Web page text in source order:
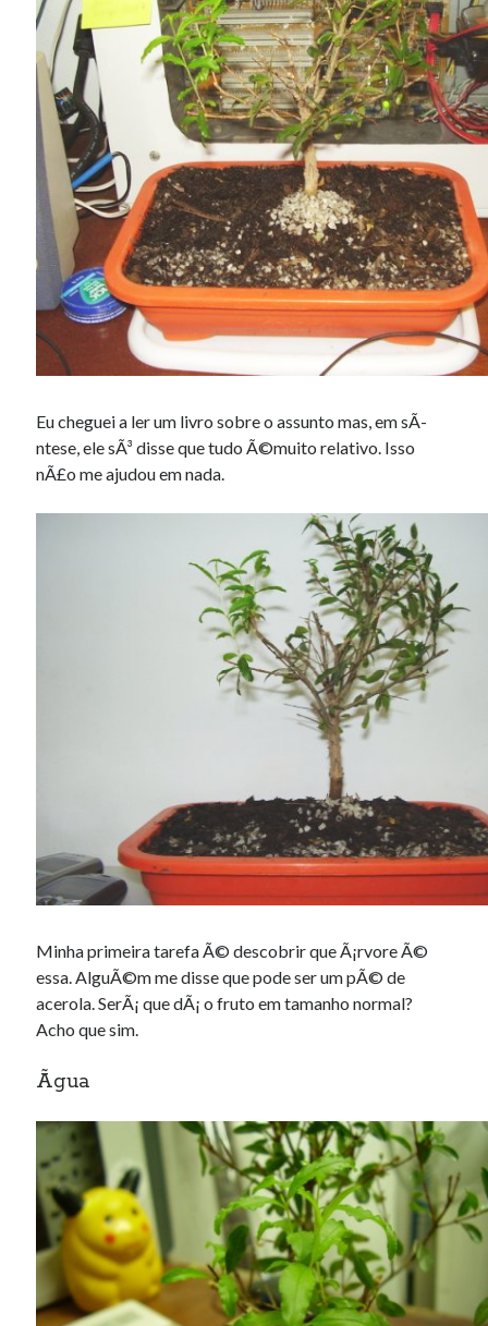
Douglas Adams on the English–American cultural divide over “heroes”
Drawing: chibi in 2 heads proportion
a page that downloads itself
misery loves company
3 keys and knob keyboard
Jacques Cousteau and his crew in a submersible during the Conshelf II
Expedition in the Red Sea, 1963
Eu cheguei a ler um livro sobre o assunto mas, em sÃ­
ntese, ele sÃ³ disse que tudo Ã©muito relativo. Isso
nÃ£o me ajudou em nada.
Minha primeira tarefa Ã© descobrir que Ã¡rvore Ã©
essa. AlguÃ©m me disse que pode ser um pÃ© de
acerola. SerÃ¡ que dÃ¡ o fruto em tamanho normal?
Acho que sim.
Ãgua